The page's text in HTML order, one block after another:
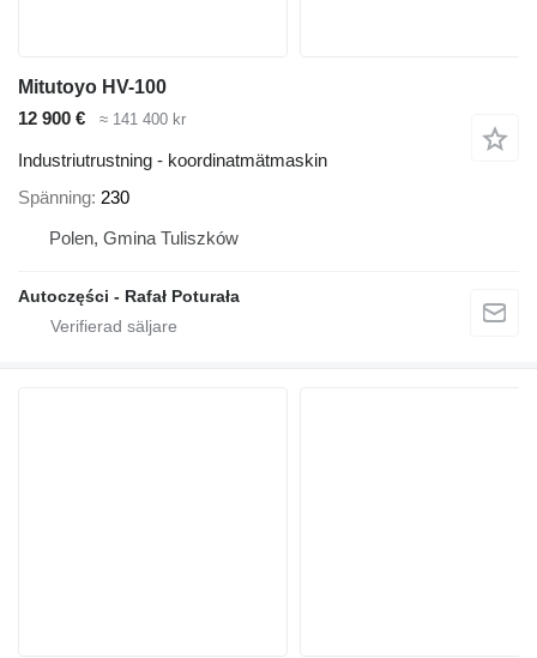
Mitutoyo HV-100
12 900 €
≈ 141 400 kr
Industriutrustning - koordinatmätmaskin
Spänning 230
Polen, Gmina Tuliszków
Autoczęści - Rafał Poturała